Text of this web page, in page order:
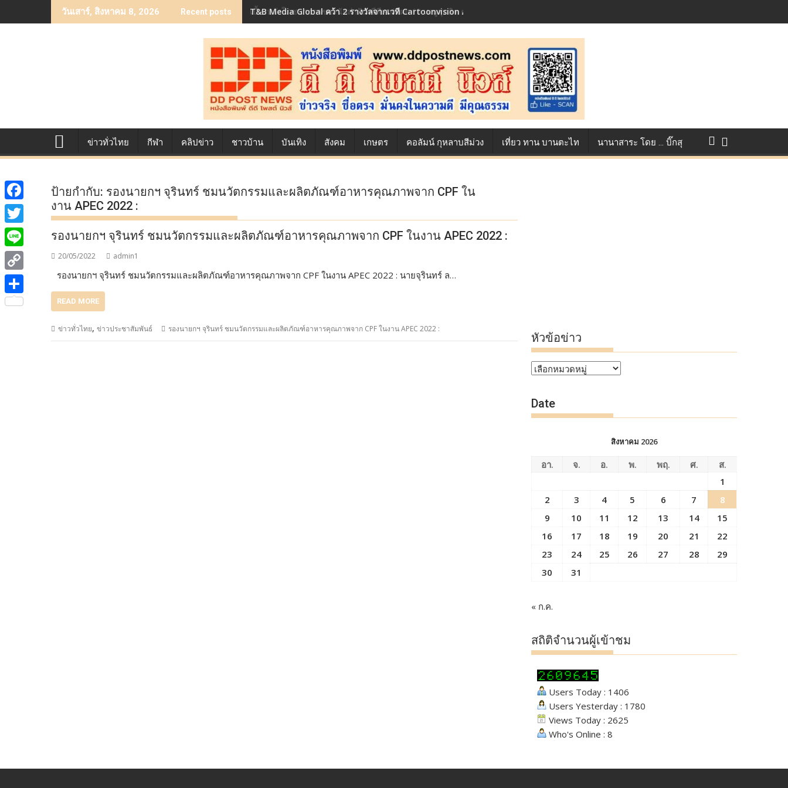
to
วันเสาร์, สิงหาคม 8, 2026 Recent posts T&B Media Global คว้า 2 รางวัลจากเวที Cartoonvision Animation Contest ตอกย้ำศักยภาพแอนิเมชันไทยบนเวทีนานาชาติ ที่ประเทศอังกฤษ :
เบื้องหลังโภชนาการของนักล่าฝัน ซีพีเอฟ เผย 10 เมนูสุดฮิต ตลอดเส้นทางการแข่งขัน True AF 2026 :
ข่าวทั่วไทย กีฬา คลิปข่าว ชาวบ้าน บันเทิง สังคม เกษตร คอลัมน์ กุหลาบสีม่วง เที่ยว ทาน บานตะไท นานาสาระ โดย … บิ๊กสุ
ป้ายกำกับ: รองนายกฯ จุรินทร์ ชมนวัตกรรมและผลิตภัณฑ์อาหารคุณภาพจาก CPF ใน
งาน APEC 2022 :
รองนายกฯ จุรินทร์ ชมนวัตกรรมและผลิตภัณฑ์อาหารคุณภาพจาก CPF ในงาน APEC 2022 :
20/05/2022 admin1
รองนายกฯ จุรินทร์ ชมนวัตกรรมและผลิตภัณฑ์อาหารคุณภาพจาก CPF ในงาน APEC 2022 : นายจุรินทร์ ล…
READ MORE
ข่าวทั่วไทย, ข่าวประชาสัมพันธ์ รองนายกฯ จุรินทร์ ชมนวัตกรรมและผลิตภัณฑ์อาหารคุณภาพจาก CPF ในงาน APEC 2022 :
หัวข้อข่าว
หัวข้อ
Date
สิงหาคม 2026
อา. จ. อ. พ. พฤ. ศ.
ส.
1
2
3 4 5 6 7
8
9
10 11 12 13 14
15
16
17 18 19 20 21
22
23
24 25 26 27 28
29
30
31
« ก.ค.
สถิติจำนวนผู้เข้าชม
Users Today : 1406
Users Yesterday : 1780
Views Today : 2625
Who's Online : 8
F
a
c
e
b
o
T
w
i
t
t
L
i
n
C
o
S